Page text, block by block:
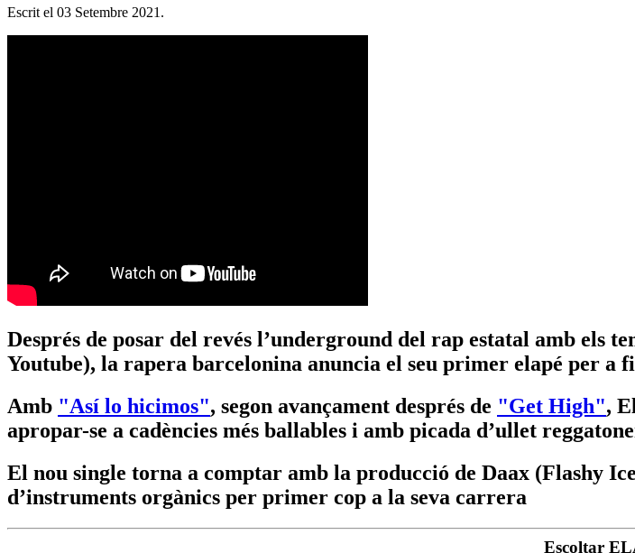
Escrit el 03 Setembre 2021 .
Després de posar del revés l’underground del rap estatal amb els
Youtube), la rapera barcelonina anuncia el seu primer elapé per a
Amb "Así lo hicimos", segon avançament després de "Get High",
apropar-se a cadències més ballables i amb picada d’ullet
El nou single torna a comptar amb la producció de Daax (Flashy
d’instruments orgànics per primer cop a la seva carrera
Escoltar